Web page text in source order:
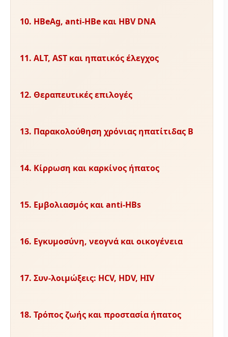
10. HBeAg, anti-HBe και HBV DNA
11. ALT, AST και ηπατικός έλεγχος
12. Θεραπευτικές επιλογές
13. Παρακολούθηση χρόνιας ηπατίτιδας Β
14. Κίρρωση και καρκίνος ήπατος
15. Εμβολιασμός και anti-HBs
16. Εγκυμοσύνη, νεογνά και οικογένεια
17. Συν-λοιμώξεις: HCV, HDV, HIV
18. Τρόπος ζωής και προστασία ήπατος